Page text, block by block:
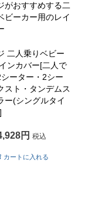
がおすすめする二
ビーカー用のレイ
二人乗りベビー
ンカバー[二人で
ーター・2シー
スト・タンデムス
ー(シングルタイ
税込
カートに入れる